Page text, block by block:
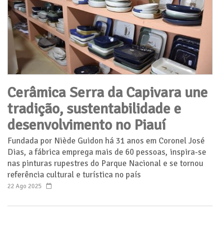
Cerâmica Serra da Capivara une
tradição, sustentabilidade e
desenvolvimento no Piauí
Fundada por Niède Guidon há 31 anos em Coronel José
Dias, a fábrica emprega mais de 60 pessoas, inspira-se
nas pinturas rupestres do Parque Nacional e se tornou
referência cultural e turística no país
22 Ago 2025